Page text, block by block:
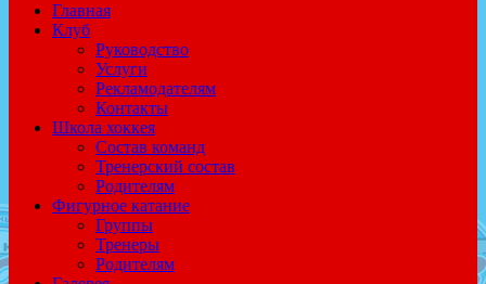
Главная
Клуб
Руководство
Услуги
Рекламодателям
Контакты
Школа хоккея
Состав команд
Тренерский состав
Родителям
Фигурное катание
Группы
Тренеры
Родителям